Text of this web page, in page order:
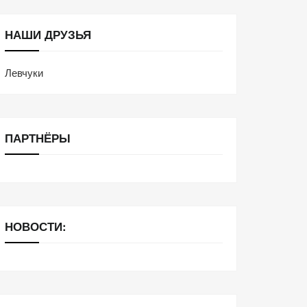
НАШИ ДРУЗЬЯ
Левчуки
ПАРТНЁРЫ
НОВОСТИ: